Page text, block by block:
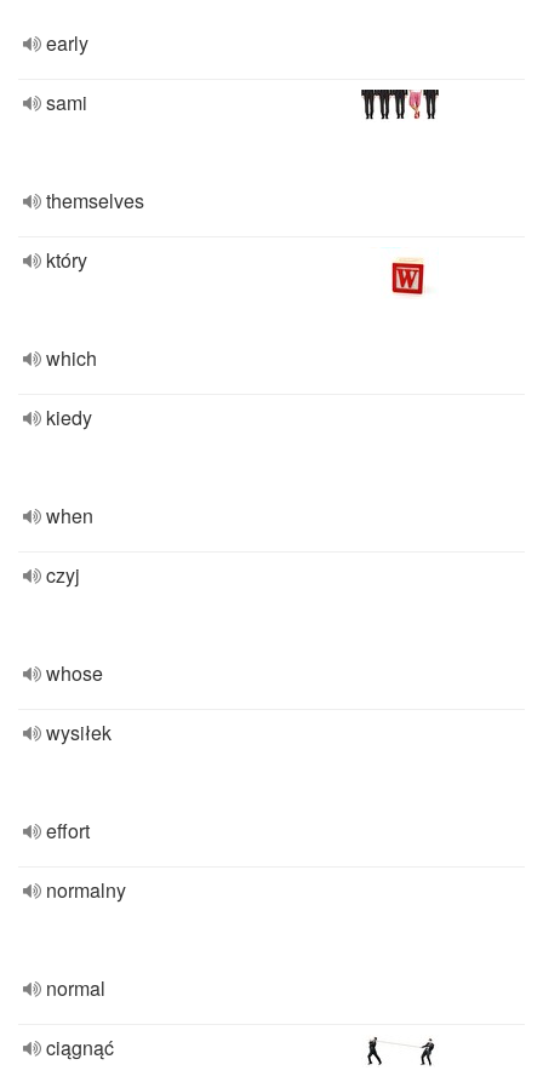
early
sami
themselves
który
which
kiedy
when
czyj
whose
wysiłek
effort
normalny
normal
ciągnąć